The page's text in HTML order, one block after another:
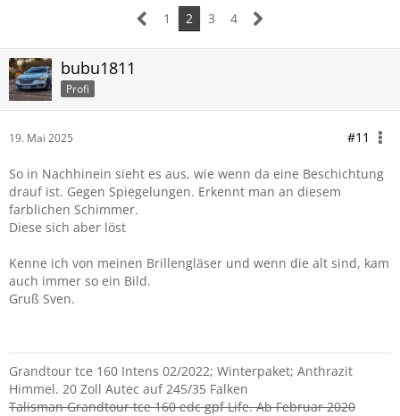
1
2 3 4
bubu1811
Profi
19. Mai 2025 #11
So in Nachhinein sieht es aus, wie wenn da eine Beschichtung
drauf ist. Gegen Spiegelungen. Erkennt man an diesem
farblichen Schimmer.
Diese sich aber löst
Kenne ich von meinen Brillengläser und wenn die alt sind, kam
auch immer so ein Bild.
Gruß Sven.
Grandtour tce 160 Intens 02/2022; Winterpaket; Anthrazit
Himmel. 20 Zoll Autec auf 245/35 Falken
Talisman Grandtour tce 160 edc gpf Life. Ab Februar 2020